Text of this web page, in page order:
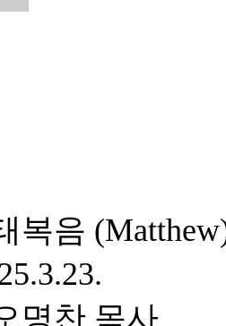
복음
명찬 목사